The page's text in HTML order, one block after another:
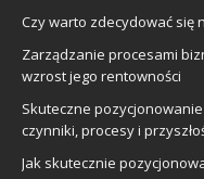
Czy warto zdecydować się
Zarządzanie procesami
wzrost jego rentowności
Skuteczne
czynniki, procesy i
Jak skutecznie